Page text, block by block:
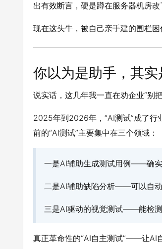
出有效断言，硬是蹲在服务器机房
现在这头牛，被自己亲手建的围栏困
你以为是助手，其实
说实话，这几年我一直在劝企业“别把
2025年到2026年，“AI测试”成了行
前的“AI测试”主要集中在三个领域：
一是AI辅助生成测试用例——确实
二是AI辅助缺陷分析——可以自动
三是AI驱动的视觉测试——能检测
真正革命性的“AI自主测试”——让AI